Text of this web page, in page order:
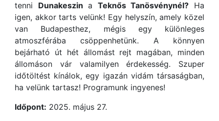
tenni Dunakeszin a Teknős Tanösvénynél? Ha
igen, akkor tarts velünk! Egy helyszín, amely közel
van Budapesthez, mégis egy különleges
atmoszférába csöppenhetünk. A könnyen
bejárható út hét állomást rejt magában, minden
állomáson vár valamilyen érdekesség. Szuper
időtöltést kínálok, egy igazán vidám társaságban,
ha velünk tartasz! Programunk ingyenes!
Időpont: 2025. május 27.